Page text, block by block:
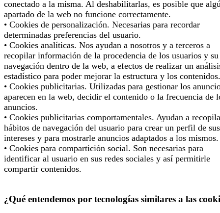
conectado a la misma. Al deshabilitarlas, es posible que
apartado de la web no funcione correctamente.
• Cookies de personalización. Necesarias para recordar
determinadas preferencias del usuario.
• Cookies analíticas. Nos ayudan a nosotros y a terceros a
recopilar información de la procedencia de los usuarios y su
navegación dentro de la web, a efectos de realizar un
estadístico para poder mejorar la estructura y los contenidos.
• Cookies publicitarias. Utilizadas para gestionar los
aparecen en la web, decidir el contenido o la frecuencia de
anuncios.
• Cookies publicitarias comportamentales. Ayudan a
hábitos de navegación del usuario para crear un perfil de sus
intereses y para mostrarle anuncios adaptados a los mismos.
• Cookies para compartición social. Son necesarias para
identificar al usuario en sus redes sociales y así permitirle
compartir contenidos.
¿Qué entendemos por tecnologías similares a las